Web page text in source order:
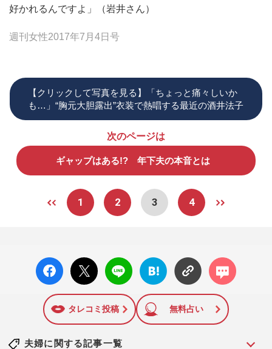
好かれるんですよ」（岩井さん）
週刊女性2017年7月4日号
【クリックして写真を見る】「ちょっと痛々しいか
も…」“胸元大胆露出”衣装で熱唱する最近の酒井法子
次のページは
ギャップはある!? 年下夫の本音とは
1 2 3 4
facebo
ok い
X ポス
ト
LINE
はてな
ブック
に追加
コメン
ト
タレコミ投稿 無料占い
夫婦に関する記事一覧